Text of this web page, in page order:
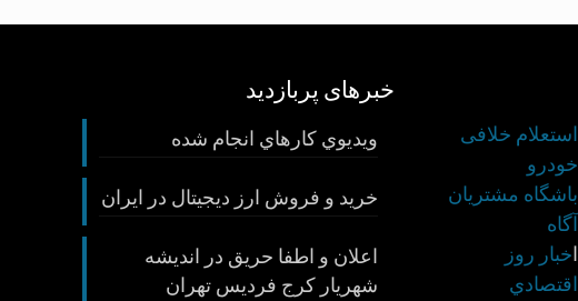
استعلام خلافی
خودرو
باشگاه مشتريان
آگاه
اخبار روز
اقتصادي
خبرهای پربازدید
ويديوي كارهاي انجام شده
خريد و فروش ارز ديجيتال در ايران
اعلان و اطفا حريق در انديشه
شهريار كرج فرديس تهران